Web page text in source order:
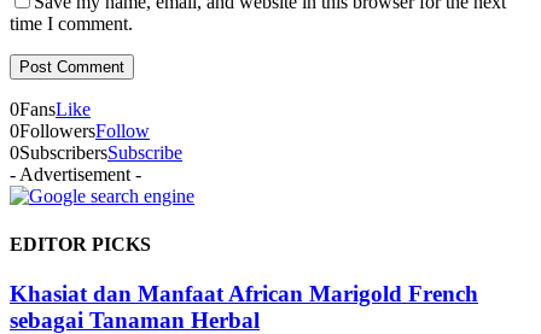
time I comment.
0FansLike
0FollowersFollow
0SubscribersSubscribe
- Advertisement -
EDITOR PICKS
Khasiat dan Manfaat African Marigold French
sebagai Tanaman Herbal